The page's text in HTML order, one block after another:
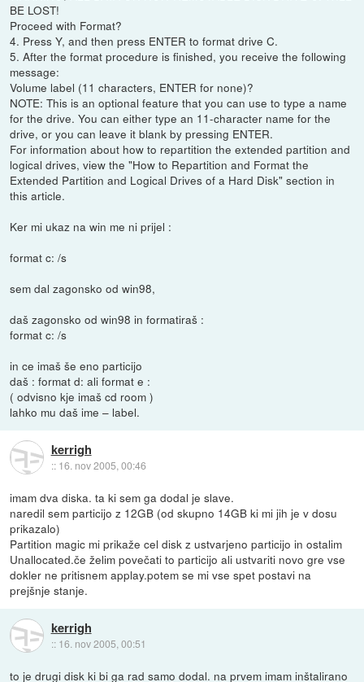
BE LOST!
Proceed with Format?
4. Press Y, and then press ENTER to format drive C.
5. After the format procedure is finished, you receive the following
message:
Volume label (11 characters, ENTER for none)?
NOTE: This is an optional feature that you can use to type a name
for the drive. You can either type an 11-character name for the
drive, or you can leave it blank by pressing ENTER.
For information about how to repartition the extended partition and
logical drives, view the "How to Repartition and Format the
Extended Partition and Logical Drives of a Hard Disk" section in
this article.
Ker mi ukaz na win me ni prijel :
format c: /s
sem dal zagonsko od win98,
daš zagonsko od win98 in formatiraš :
format c: /s
in ce imaš še eno particijo
daš : format d: ali format e :
( odvisno kje imaš cd room )
lahko mu daš ime – label.
kerrigh
:: 16. nov 2005, 00:46
imam dva diska. ta ki sem ga dodal je slave.
naredil sem particijo z 12GB (od skupno 14GB ki mi jih je v dosu
prikazalo)
Partition magic mi prikaže cel disk z ustvarjeno particijo in ostalim
Unallocated.če želim povečati to particijo ali ustvariti novo gre vse
dokler ne pritisnem applay.potem se mi vse spet postavi na
prejšnje stanje.
kerrigh
:: 16. nov 2005, 00:51
to je drugi disk ki bi ga rad samo dodal. na prvem imam inštalirano